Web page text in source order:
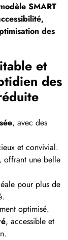
SMART
des
et
des
, avec des
et convivial.
, offrant une belle
pour plus de
optimisé.
, accessible et